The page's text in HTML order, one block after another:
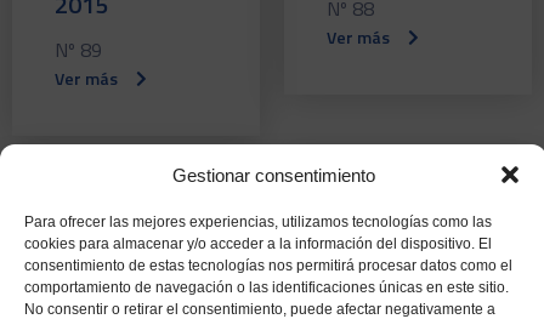
Gestionar consentimiento
Para ofrecer las mejores experiencias, utilizamos tecnologías como las
cookies para almacenar y/o acceder a la información del dispositivo. El
consentimiento de estas tecnologías nos permitirá procesar datos como el
comportamiento de navegación o las identificaciones únicas en este sitio.
No consentir o retirar el consentimiento, puede afectar negativamente a
Nº 89
Ver más
Nº 88
Ver más
Junio 2015
Nº 87
Ver más
Mayo 2015
Nº 86
Ver más